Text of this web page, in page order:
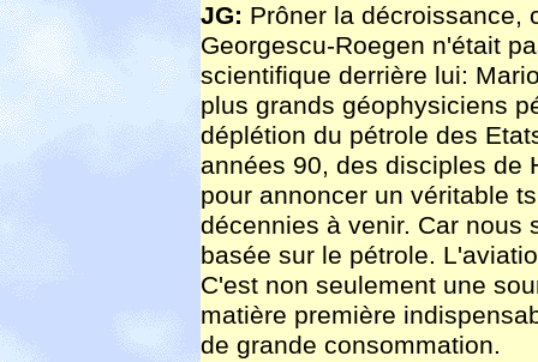
JG: Prôner la décroissance,
Georgescu-Roegen n'était
scientifique derrière lui:
plus grands géophysiciens
déplétion du pétrole des
années 90, des disciples de
pour annoncer un véritable
décennies à venir. Car nous
basée sur le pétrole.
C'est non seulement une
matière première
de grande consommation.